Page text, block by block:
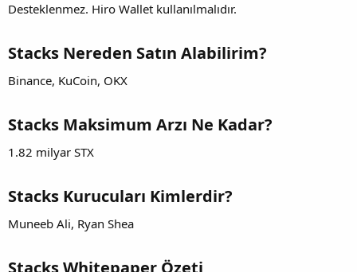
Desteklenmez. Hiro Wallet kullanılmalıdır.
Stacks Nereden Satın Alabilirim?
Binance, KuCoin, OKX
Stacks Maksimum Arzı Ne Kadar?
1.82 milyar STX
Stacks Kurucuları Kimlerdir?
Muneeb Ali, Ryan Shea
Stacks Whitepaper Özeti